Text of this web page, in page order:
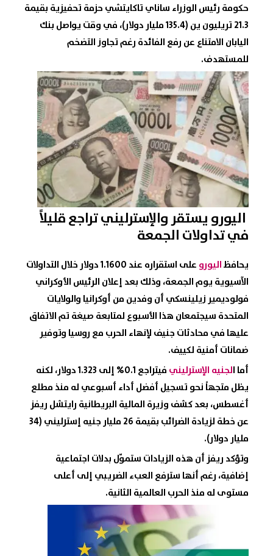
حكومة رئيس الوزراء ساناي تاكايتشي حزمة تحفيزية بقيمة
21.3 تريليون ين (135.4 مليار دولار)، في وقت يواصل بنك
اليابان الامتناع عن رفع الفائدة رغم تجاوز التضخم
للمستهدف.
اليورويستقر والإسترلينيتراجع قليلاً
في تداولات الجمعة
يحافظاليورو
على استقراره عند 1.1600 دولار خلال التداولات
الآسيوية يوم الجمعة، وذلك بعد إعلان الرئيس الأوكراني
فولوديمير زيلينسكي أن وفدين من أوكرانيا والولايات
المتحدة سيجتمعان هذا الأسبوع لمتابعة صيغة تم الاتفاق
عليها في محادثات جنيف لإنهاء الحرب مع روسيا وتوفير
ضمانات أمنية لكييف.
أما الجنيه الإسترليني
فيتراجع 0.1% إلى 1.323 دولار، لكنه
يظل متجهاً نحو تسجيل أفضل أداء أسبوعي له منذ مطلع
أغسطس، بعد كشف وزيرة المالية البريطانية رايتشل ريفز
عن خطة لزيادة الضرائب بقيمة 26 مليار جنيه إسترليني (34
مليار دولار).
وتؤكد ريفز أن هذه الزيادات ستموّل بدلات اجتماعية
إضافية، رغم أنها سترفع العبء الضريبي إلى أعلى
مستوى له منذ الحرب العالمية الثانية.